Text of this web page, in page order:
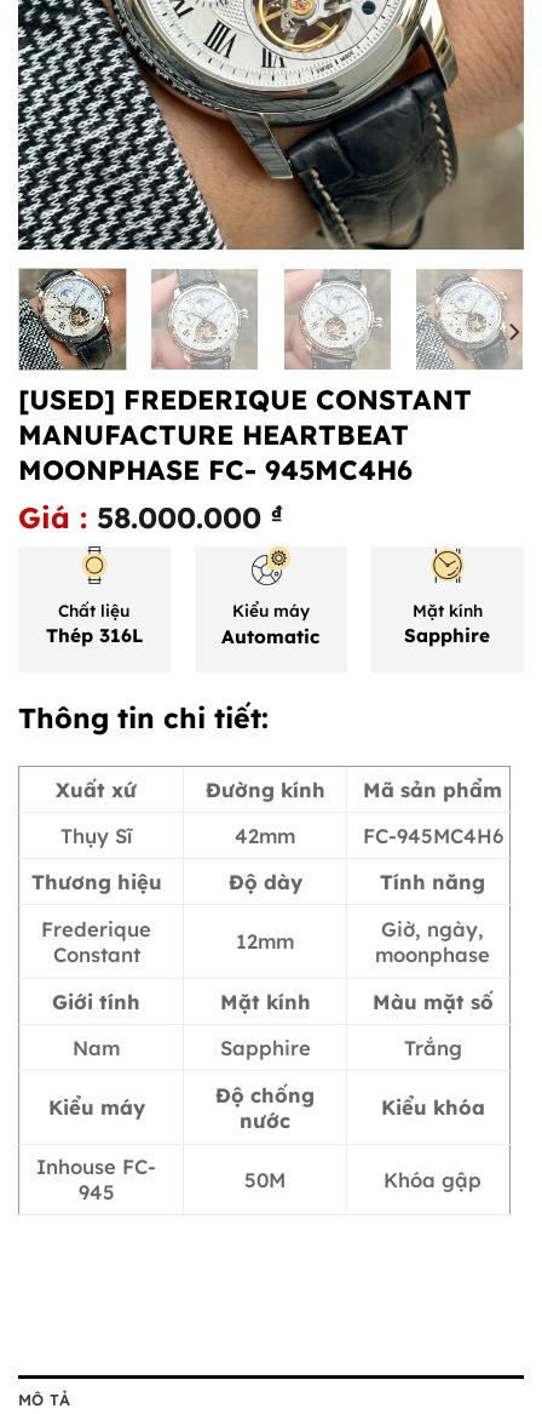
[USED] FREDERIQUE CONSTANT
MANUFACTURE HEARTBEAT
MOONPHASE FC- 945MC4H6
58.000.000 ₫
Chất liệu
Thép 316L
Kiểu máy
Automatic
Mặt kính
Sapphire
Thông tin chi tiết:
Xuất xứ Đường kính
Mã sản phẩm
Thụy Sĩ
42mm
FC-945MC4H6
Thương hiệu
Độ dày
Tính năng
Frederique
Constant
12mm
Giờ, ngày,
moonphase
Giới tính
Mặt kính
Màu mặt số
Nam
Sapphire Trắng
Kiểu máy
Độ chống
nước
Kiểu khóa
Inhouse FC-
945
50M Khóa gập
MÔ TẢ